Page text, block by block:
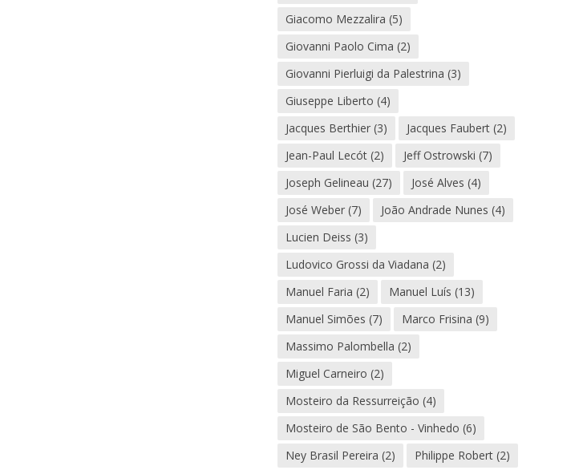
Giacomo Mezzalira (5)
Giovanni Paolo Cima (2)
Giovanni Pierluigi da Palestrina (3)
Giuseppe Liberto (4)
Jacques Berthier (3) Jacques Faubert (2)
Jean-Paul Lecót (2) Jeff Ostrowski (7)
Joseph Gelineau (27) José Alves (4)
José Weber (7) João Andrade Nunes (4)
Lucien Deiss (3)
Ludovico Grossi da Viadana (2)
Manuel Faria (2) Manuel Luís (13)
Manuel Simões (7) Marco Frisina (9)
Massimo Palombella (2)
Miguel Carneiro (2)
Mosteiro da Ressurreição (4)
Mosteiro de São Bento - Vinhedo (6)
Ney Brasil Pereira (2) Philippe Robert (2)